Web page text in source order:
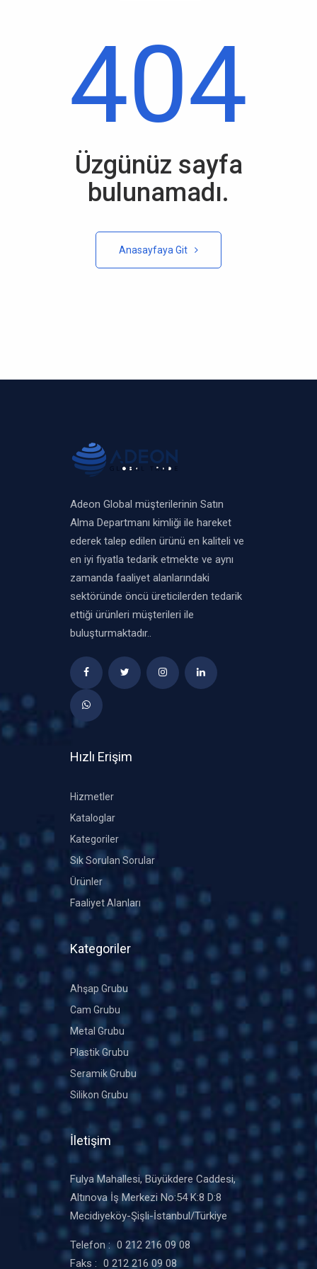
404
Üzgünüz sayfa
bulunamadı.
Anasayfaya Git
Adeon Global müşterilerinin Satın
Alma Departmanı kimliği ile hareket
ederek talep edilen ürünü en kaliteli ve
en iyi fiyatla tedarik etmekte ve aynı
zamanda faaliyet alanlarındaki
sektöründe öncü üreticilerden tedarik
ettiği ürünleri müşterileri ile
buluşturmaktadır..
Hızlı Erişim
Hizmetler
Kataloglar
Kategoriler
Sık Sorulan Sorular
Ürünler
Faaliyet Alanları
Kategoriler
Ahşap Grubu
Cam Grubu
Metal Grubu
Plastik Grubu
Seramik Grubu
Silikon Grubu
İletişim
Fulya Mahallesi, Büyükdere Caddesi,
Altınova İş Merkezi No:54 K:8 D:8
Mecidiyeköy-Şişli-İstanbul/Türkiye
Telefon : 0 212 216 09 08
Faks : 0 212 216 09 08